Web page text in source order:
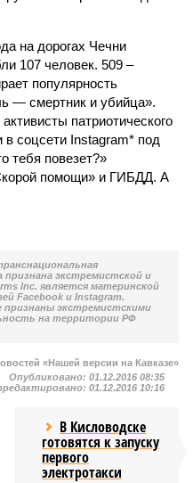
на дорогах Чечни
107 человек. 509 –
популярность
— смертник и убийца».
патриотического
соцсети Instagram* под
тебя повезет?»
помощи» и ГИБДД. А
признана экстремистской и
Inc. является материнской
Facebook и Instagram.
признаны экстремистскими
на территории РФ
«Нашей версии на Кавказе»
Опубликовано: 01.12.2016 08:35
01.12.2016 10:16
В Кисловодске
готовятся к запуску
первого
электротакси